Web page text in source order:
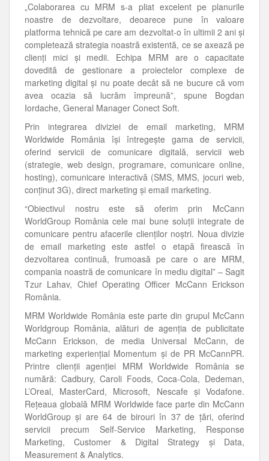
„Colaborarea cu MRM s-a pliat excelent pe planurile
noastre de dezvoltare, deoarece pune în valoare
platforma tehnică pe care am dezvoltat-o în ultimii 2 ani şi
completează strategia noastră existentă, ce se axează pe
clienţi mici şi medii. Echipa MRM are o capacitate
dovedită de gestionare a proiectelor complexe de
marketing digital şi nu poate decât să ne bucure că vom
avea ocazia să lucrăm împreună”, spune Bogdan
Iordache, General Manager Conect Soft.
Prin integrarea diviziei de email marketing, MRM
Worldwide România îşi întregeşte gama de servicii,
oferind servicii de comunicare digitală, servicii web
(strategie, web design, programare, comunicare online,
hosting), comunicare interactivă (SMS, MMS, jocuri web,
conţinut 3G), direct marketing şi email marketing.
“Obiectivul nostru este să oferim prin McCann
WorldGroup România cele mai bune soluţii integrate de
comunicare pentru afacerile clienţilor noştri. Noua divizie
de email marketing este astfel o etapă firească în
dezvoltarea continuă, frumoasă pe care o are MRM,
compania noastră de comunicare în mediu digital” – Sagit
Tzur Lahav, Chief Operating Officer McCann Erickson
România.
MRM Worldwide România este parte din grupul McCann
Worldgroup România, alături de agenţia de publicitate
McCann Erickson, de media Universal McCann, de
marketing experienţial Momentum şi de PR McCannPR.
Printre clienţii agenţiei MRM Worldwide România se
numără: Cadbury, Caroli Foods, Coca-Cola, Dedeman,
L’Oreal, MasterCard, Microsoft, Nescafe şi Vodafone.
Reţeaua globală MRM Worldwide face parte din McCann
WorldGroup şi are 64 de birouri în 37 de ţări, oferind
servicii precum Self-Service Marketing, Response
Marketing, Customer & Digital Strategy şi Data,
Measurement & Analytics.